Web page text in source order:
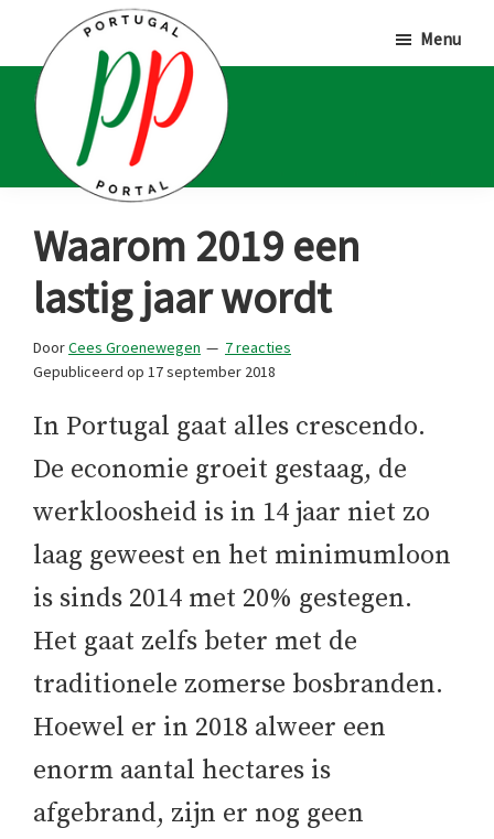
hoofd
inhoud
eerste
sidebar
voettekst
Portal
Portugalliefhebbers
en
fanaten
Menu
Waarom 2019 een
lastig jaar wordt
DoorCees Groenewegen
7 reacties
Gepubliceerd op 17 september 2018
In Portugal gaat alles crescendo.
De economie groeit gestaag, de
werkloosheid is in 14 jaar niet zo
laag geweest en het minimumloon
is sinds 2014 met 20% gestegen.
Het gaat zelfs beter met de
traditionele zomerse bosbranden.
Hoewel er in 2018 alweer een
enorm aantal hectares is
afgebrand, zijn er nog geen